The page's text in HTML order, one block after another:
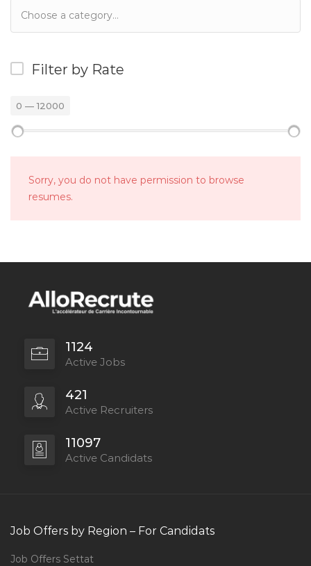
Filter by Rate
0 —12000
Sorry, you do not have permission to browse
resumes.
1124
Active Jobs
421
Active Recruiters
11097
Active Candidats
Job Offers by Region – For Candidats
Job Offers Settat